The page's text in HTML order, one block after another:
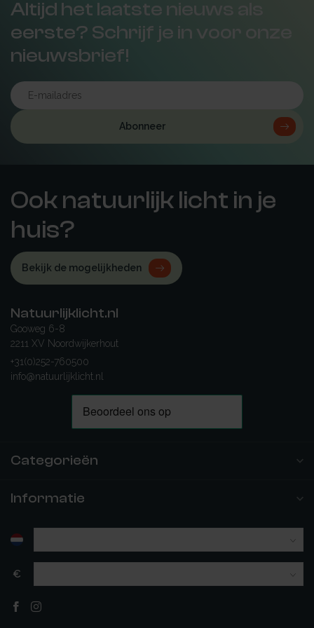
Altijd het laatste nieuws als
eerste? Schrijf je in voor onze
nieuwsbrief!
Abonneer
Ook natuurlijk licht in je
huis?
Bekijk de mogelijkheden
Natuurlijklicht.nl
Gooweg 6-8
2211 XV Noordwijkerhout
+31(0)252-760500
info@natuurlijklicht.nl
Categorieën
Informatie
€